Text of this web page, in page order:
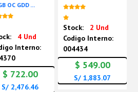
OC GDD ...
4 Und
Interno:
$ 722.00
S/ 2,476.46
Stock:
2 Und
Codigo Interno:
004434
$ 549.00
S/ 1,883.07